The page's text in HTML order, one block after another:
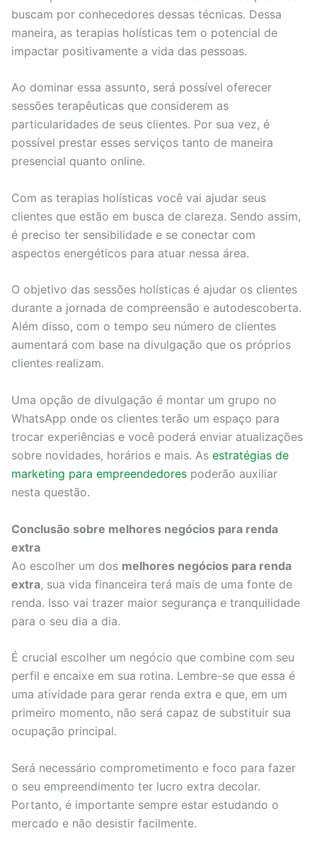
buscam por conhecedores dessas técnicas. Dessa
maneira, as terapias holísticas tem o potencial de
impactar positivamente a vida das pessoas.
Ao dominar essa assunto, será possível oferecer
sessões terapêuticas que considerem as
particularidades de seus clientes. Por sua vez, é
possível prestar esses serviços tanto de maneira
presencial quanto online.
Com as terapias holísticas você vai ajudar seus
clientes que estão em busca de clareza. Sendo assim,
é preciso ter sensibilidade e se conectar com
aspectos energéticos para atuar nessa área.
O objetivo das sessões holísticas é ajudar os clientes
durante a jornada de compreensão e autodescoberta.
Além disso, com o tempo seu número de clientes
aumentará com base na divulgação que os próprios
clientes realizam.
Uma opção de divulgação é montar um grupo no
WhatsApp onde os clientes terão um espaço para
trocar experiências e você poderá enviar atualizações
sobre novidades, horários e mais. As estratégias de
marketing para empreendedores poderão auxiliar
nesta questão.
Conclusão sobre melhores negócios para renda
extra
Ao escolher um dos melhores negócios para renda
extra, sua vida financeira terá mais de uma fonte de
renda. Isso vai trazer maior segurança e tranquilidade
para o seu dia a dia.
É crucial escolher um negócio que combine com seu
perfil e encaixe em sua rotina. Lembre-se que essa é
uma atividade para gerar renda extra e que, em um
primeiro momento, não será capaz de substituir sua
ocupação principal.
Será necessário comprometimento e foco para fazer
o seu empreendimento ter lucro extra decolar.
Portanto, é importante sempre estar estudando o
mercado e não desistir facilmente.